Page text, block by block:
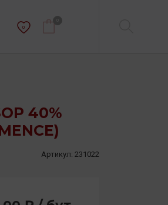
0
40%
Артикул: 231022